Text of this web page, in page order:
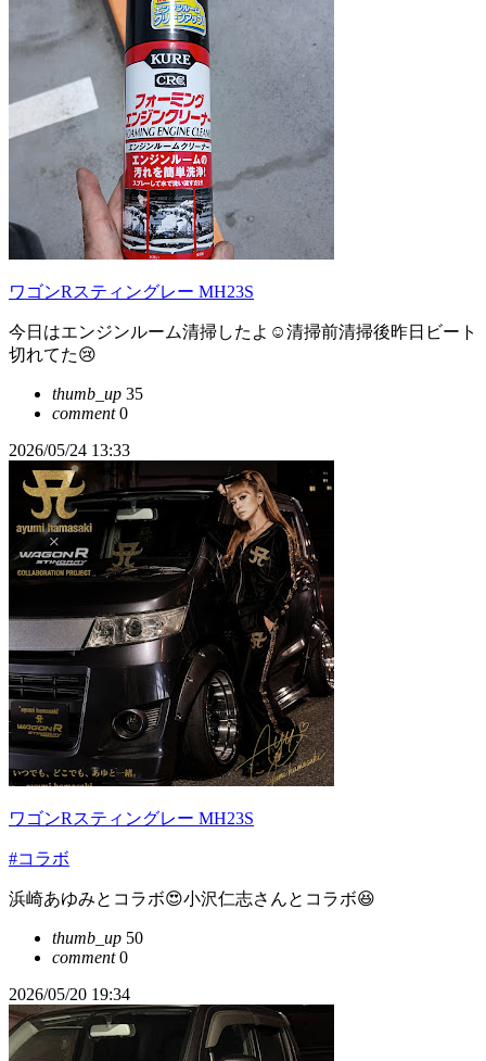
ワゴンRスティングレー MH23S
今日はエンジンルーム清掃したよ☺清掃前清掃後昨日ビート
切れてた😢
thumb_up 35
comment0
2026/05/24 13:33
ワゴンRスティングレー MH23S
#コラボ
浜崎あゆみとコラボ😍小沢仁志さんとコラボ😆
thumb_up 50
comment0
2026/05/20 19:34